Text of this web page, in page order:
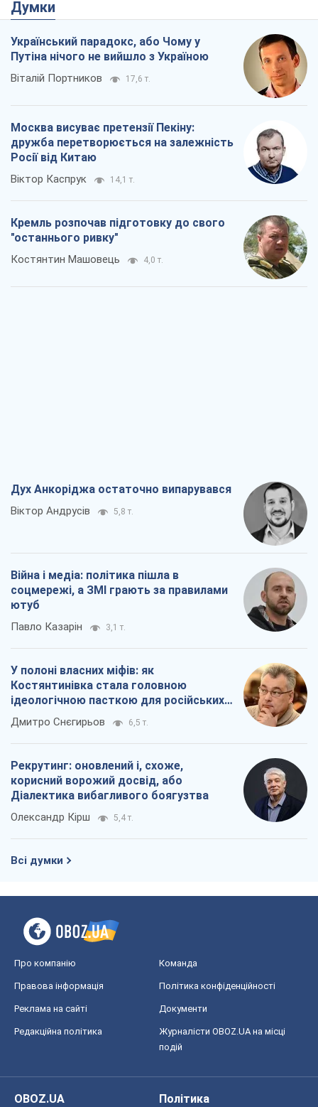
Думки
Український парадокс, або Чому у
Путіна нічого не вийшло з Україною
Віталій Портников 17,6 т.
Москва висуває претензії Пекіну:
дружба перетворюється на залежність
Росії від Китаю
Віктор Каспрук 14,1 т.
Кремль розпочав підготовку до свого
"останнього ривку"
Костянтин Машовець 4,0 т.
Дух Анкоріджа остаточно випарувався
Віктор Андрусів 5,8 т.
Війна і медіа: політика пішла в
соцмережі, а ЗМІ грають за правилами
ютуб
Павло Казарін 3,1 т.
У полоні власних міфів: як
Костянтинівка стала головною
ідеологічною пасткою для російських
окупантів
Дмитро Снєгирьов 6,5 т.
Рекрутинг: оновлений і, схоже,
корисний ворожий досвід, або
Діалектика вибагливого боягузтва
Олександр Кірш 5,4 т.
Всі думки
Про компанію Команда
Правова інформація Політика конфіденційності
Реклама на сайті Документи
Редакційна політика
Журналісти OBOZ.UA на місці
подій
OBOZ.UA
Політика